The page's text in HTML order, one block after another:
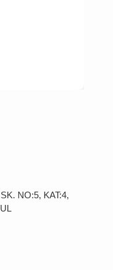
NO:5, KAT:4,